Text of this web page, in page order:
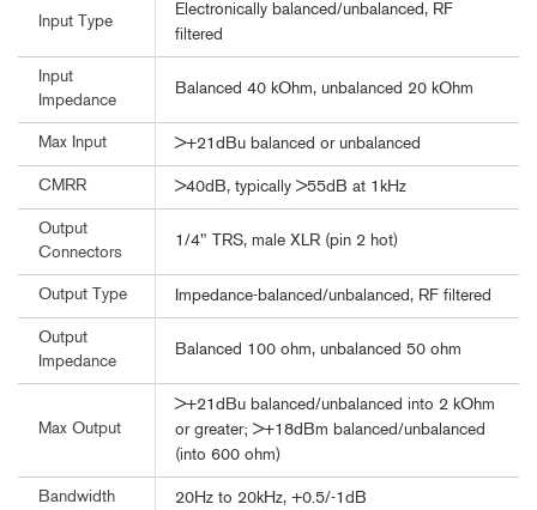
Input Type
Electronically balanced/unbalanced, RF
filtered
Input
Impedance
Balanced 40 kOhm, unbalanced 20 kOhm
Max Input >+21dBu balanced or unbalanced
CMRR >40dB, typically >55dB at 1kHz
Output
Connectors
1/4" TRS, male XLR (pin 2 hot)
Output Type Impedance-balanced/unbalanced, RF filtered
Output
Impedance
Balanced 100 ohm, unbalanced 50 ohm
Max Output
>+21dBu balanced/unbalanced into 2 kOhm
or greater; >+18dBm balanced/unbalanced
(into 600 ohm)
Bandwidth 20Hz to 20kHz, +0.5/-1dB